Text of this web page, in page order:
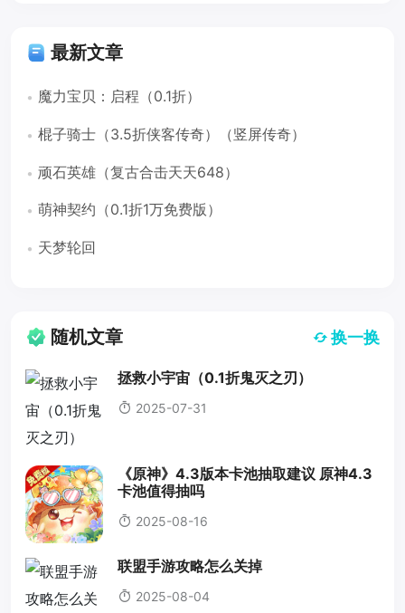
最新文章
魔力宝贝：启程（0.1折）
棍子骑士（3.5折侠客传奇）（竖屏传奇）
顽石英雄（复古合击天天648）
萌神契约（0.1折1万免费版）
天梦轮回
随机文章 换一换
拯救小宇宙（0.1折鬼灭之刃）
2025-07-31
《原神》4.3版本卡池抽取建议 原神4.3
卡池值得抽吗
2025-08-16
联盟手游攻略怎么关掉
2025-08-04